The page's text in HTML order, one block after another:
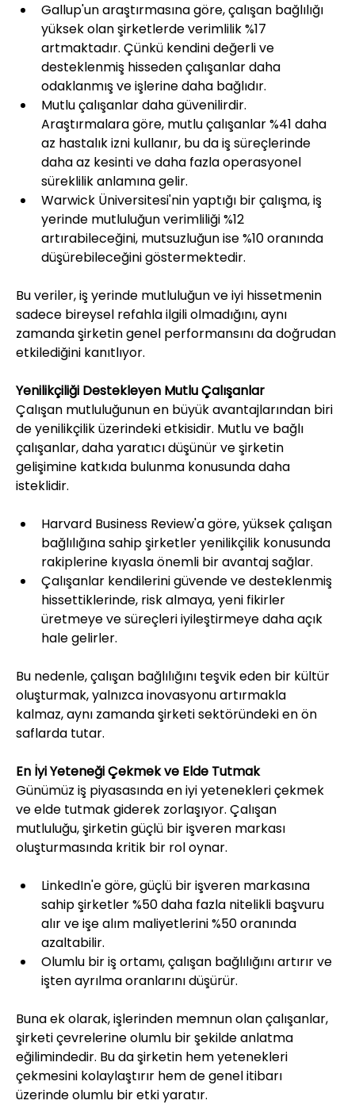
Gallup'un araştırmasına göre, çalışan bağlılığı
yüksek olan şirketlerde verimlilik %17
artmaktadır. Çünkü kendini değerli ve
desteklenmiş hisseden çalışanlar daha
odaklanmış ve işlerine daha bağlıdır.
Mutlu çalışanlar daha güvenilirdir.
Araştırmalara göre, mutlu çalışanlar %41 daha
az hastalık izni kullanır, bu da iş süreçlerinde
daha az kesinti ve daha fazla operasyonel
süreklilik anlamına gelir.
Warwick Üniversitesi'nin yaptığı bir çalışma, iş
yerinde mutluluğun verimliliği %12
artırabileceğini, mutsuzluğun ise %10 oranında
düşürebileceğini göstermektedir.
Bu veriler, iş yerinde mutluluğun ve iyi hissetmenin
sadece bireysel refahla ilgili olmadığını, aynı
zamanda şirketin genel performansını da doğrudan
etkilediğini kanıtlıyor.
Yenilikçiliği Destekleyen Mutlu Çalışanlar
Çalışan mutluluğunun en büyük avantajlarından biri
de yenilikçilik üzerindeki etkisidir. Mutlu ve bağlı
çalışanlar, daha yaratıcı düşünür ve şirketin
gelişimine katkıda bulunma konusunda daha
isteklidir.
Harvard Business Review'a göre, yüksek çalışan
bağlılığına sahip şirketler yenilikçilik konusunda
rakiplerine kıyasla önemli bir avantaj sağlar.
Çalışanlar kendilerini güvende ve desteklenmiş
hissettiklerinde, risk almaya, yeni fikirler
üretmeye ve süreçleri iyileştirmeye daha açık
hale gelirler.
Bu nedenle, çalışan bağlılığını teşvik eden bir kültür
oluşturmak, yalnızca inovasyonu artırmakla
kalmaz, aynı zamanda şirketi sektöründeki en ön
saflarda tutar.
En İyi Yeteneği Çekmek ve Elde Tutmak
Günümüz iş piyasasında en iyi yetenekleri çekmek
ve elde tutmak giderek zorlaşıyor. Çalışan
mutluluğu, şirketin güçlü bir işveren markası
oluşturmasında kritik bir rol oynar.
LinkedIn'e göre, güçlü bir işveren markasına
sahip şirketler %50 daha fazla nitelikli başvuru
alır ve işe alım maliyetlerini %50 oranında
azaltabilir.
Olumlu bir iş ortamı, çalışan bağlılığını artırır ve
işten ayrılma oranlarını düşürür.
Buna ek olarak, işlerinden memnun olan çalışanlar,
şirketi çevrelerine olumlu bir şekilde anlatma
eğilimindedir. Bu da şirketin hem yetenekleri
çekmesini kolaylaştırır hem de genel itibarı
üzerinde olumlu bir etki yaratır.